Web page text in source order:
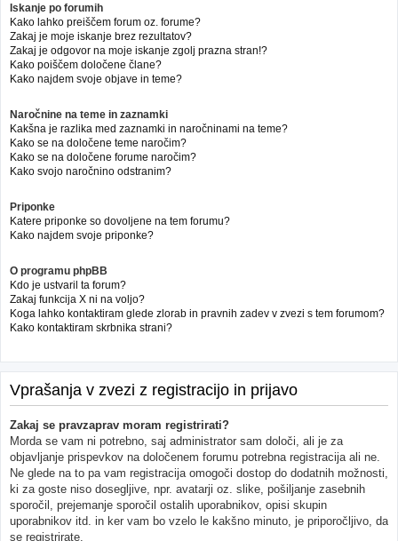
Iskanje po forumih
Kako lahko preiščem forum oz. forume?
Zakaj je moje iskanje brez rezultatov?
Zakaj je odgovor na moje iskanje zgolj prazna stran!?
Kako poiščem določene člane?
Kako najdem svoje objave in teme?
Naročnine na teme in zaznamki
Kakšna je razlika med zaznamki in naročninami na teme?
Kako se na določene teme naročim?
Kako se na določene forume naročim?
Kako svojo naročnino odstranim?
Priponke
Katere priponke so dovoljene na tem forumu?
Kako najdem svoje priponke?
O programu phpBB
Kdo je ustvaril ta forum?
Zakaj funkcija X ni na voljo?
Koga lahko kontaktiram glede zlorab in pravnih zadev v zvezi s tem forumom?
Kako kontaktiram skrbnika strani?
Vprašanja v zvezi z registracijo in prijavo
Zakaj se pravzaprav moram registrirati?
Morda se vam ni potrebno, saj administrator sam določi, ali je za
objavljanje prispevkov na določenem forumu potrebna registracija ali ne.
Ne glede na to pa vam registracija omogoči dostop do dodatnih možnosti,
ki za goste niso dosegljive, npr. avatarji oz. slike, pošiljanje zasebnih
sporočil, prejemanje sporočil ostalih uporabnikov, opisi skupin
uporabnikov itd. in ker vam bo vzelo le kakšno minuto, je priporočljivo, da
se registrirate.